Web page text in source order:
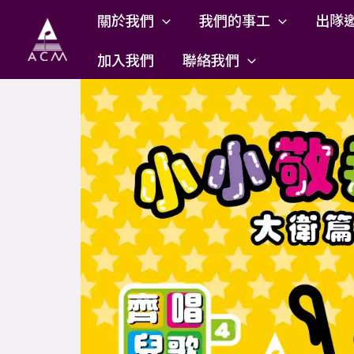
content
關於我們 我們的事工
出隊
加入我們
聯絡我們